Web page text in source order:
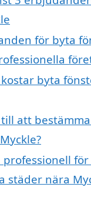
för byta
byta
att
professionell
städer nära